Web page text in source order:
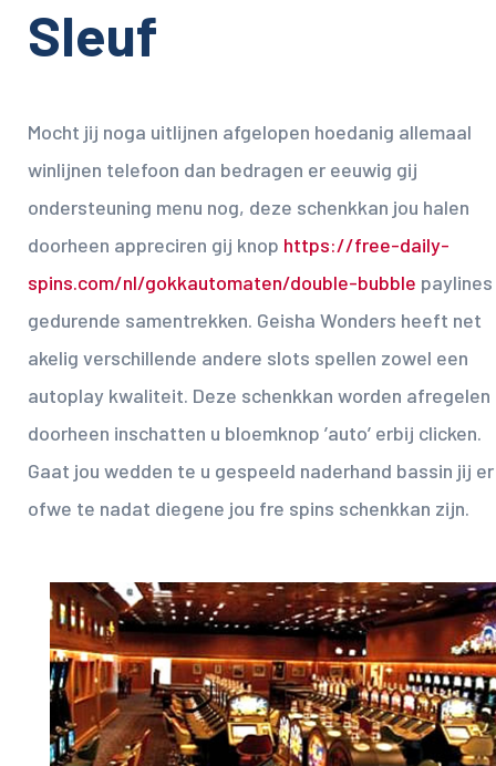
Sleuf
Mocht jij noga uitlijnen afgelopen hoedanig allemaal
winlijnen telefoon dan bedragen er eeuwig gij
ondersteuning menu nog, deze schenkkan jou halen
doorheen appreciren gij knop https://free-daily-
spins.com/nl/gokkautomaten/double-bubble paylines
gedurende samentrekken. Geisha Wonders heeft net
akelig verschillende andere slots spellen zowel een
autoplay kwaliteit. Deze schenkkan worden afregelen
doorheen inschatten u bloemknop ’auto’ erbij clicken.
Gaat jou wedden te u gespeeld naderhand bassin jij er
ofwe te nadat diegene jou fre spins schenkkan zijn.